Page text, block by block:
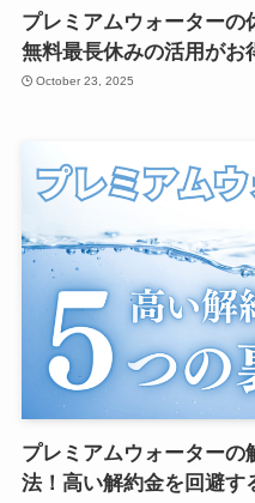
プレミアムウォーターの
無料最長休みの活用が
October 23, 2025
プレミアムウォーターの
法！高い解約金を回避す